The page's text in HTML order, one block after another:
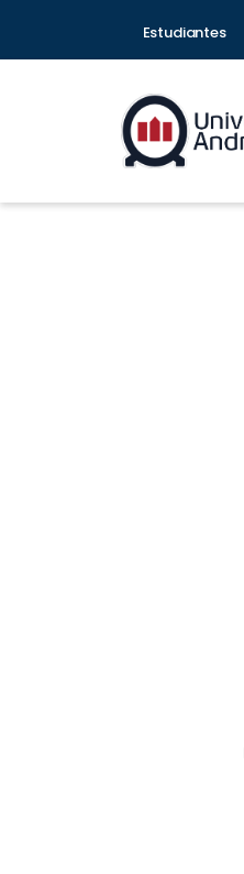
Estudiantes